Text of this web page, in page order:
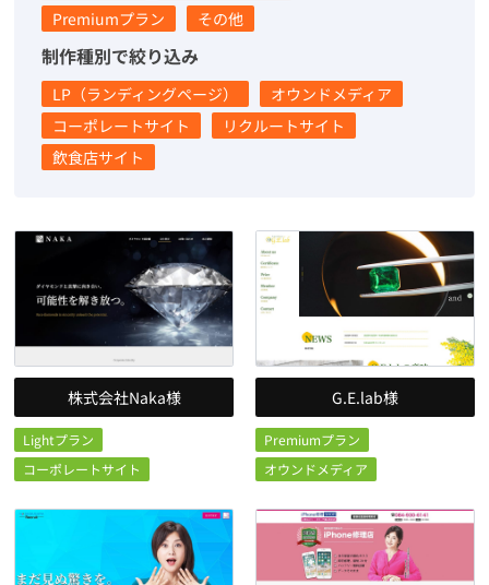
Premiumプラン
その他
制作種別で絞り込み
LP（ランディングページ）
オウンドメディア
コーポレートサイト
リクルートサイト
飲食店サイト
株式会社Naka様
Lightプラン
コーポレートサイト
G.E.lab様
Premiumプラン
オウンドメディア